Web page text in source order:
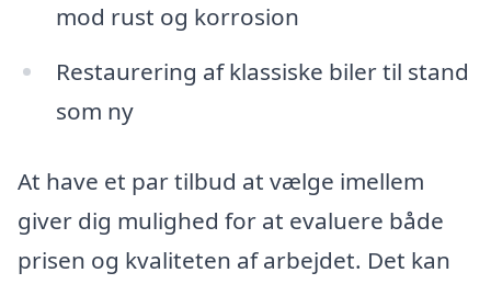
mod rust og korrosion
Restaurering af klassiske biler til stand
som ny
At have et par tilbud at vælge imellem
giver dig mulighed for at evaluere både
prisen og kvaliteten af arbejdet. Det kan